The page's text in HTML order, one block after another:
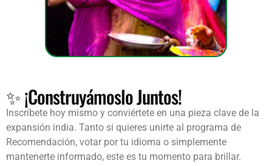
✨ ¡Construyámoslo Juntos!
Inscríbete hoy mismo y conviértete en una pieza clave de la
expansión india. Tanto si quieres unirte al programa de
Recomendación, votar por tu idioma o simplemente
mantenerte informado, este es tu momento para brillar.